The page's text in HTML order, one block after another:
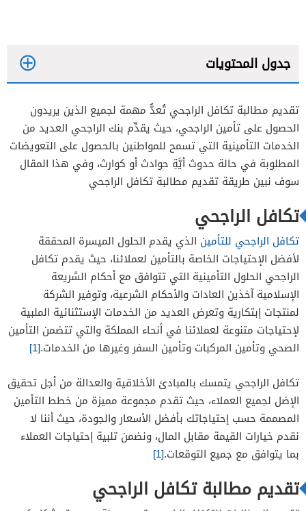
جدول المحتويات
تقديم مطالبة تكافل الراجحي تُعدُّ مهمة لجميع الذين يريدون
الحصول على تأمين الراجحي، حيث يقدِّم بنك الراجحي العديد من
الخدمات التأمينية التي تسمح للمواطنين بالحصول على التعويضات
المطلوبة في حالة حدوث أيَّةِ حوادث أو كوارث، وفي هذا المقال
سوف نبين طريقة تقديم مطالبة تكافل الراجحي
تكافل الراجحي
تكافل الراجحي للتأمين الذي يقدم الحلول الميسرة المحققة
لأفضل الإحتياجات الخاصة بالتأمين لعملائنا، حيث يقدم تكافل
الراجحي الحلول التأمينية التي تتوافق مع أحكام الشريعة
الإسلامية آخذين العادات والأحكام الشرعية، وتوفير الشركة
لمنتجات إبتكارية وتعرض العديد من الخدمات الإستثنائية الملبية
لإحتياجات متنوعة لعملائنا في أنحاء المملكة والتي تتضمن التأمين
الصحي وتأمين المركبات وتأمين السفر وغيرها من الخدمات.[1]
تكافل الراجحي يتمسك بالمبادئ الأخلاقية والعدالة من أجل تحقيق
الإضل لجميع العملاء، حيث تقدم مجموعة مميزة من خطط التأمين
المصممة حسب إحتياجاتك بأفضل الأسعار والجودة، حيث أننا لا
نقدم خيارات القيمة مقابل المال، ونضمن تلبية إحتياجات العملاء
بما يتوافق مع جميع التوقعات.[1]
تقديم مطالبة تكافل الراجحي